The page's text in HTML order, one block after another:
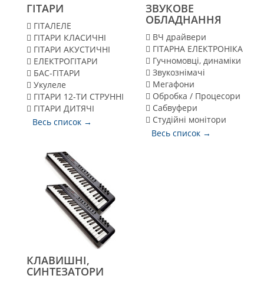
ГІТАРИ
ГІТАЛЕЛЕ
ГІТАРИ КЛАСИЧНІ
ГІТАРИ АКУСТИЧНІ
ЕЛЕКТРОГІТАРИ
БАС-ГІТАРИ
Укулеле
ГІТАРИ 12-ТИ СТРУННІ
ГІТАРИ ДИТЯЧІ
Весь список →
ЗВУКОВЕ
ОБЛАДНАННЯ
ВЧ драйвери
ГІТАРНА ЕЛЕКТРОНІКА
Гучномовці, динаміки
Звукознімачі
Мегафони
Обробка / Процесори
Сабвуфери
Cтудійні монітори
Весь список →
КЛАВИШНІ,
СИНТЕЗАТОРИ